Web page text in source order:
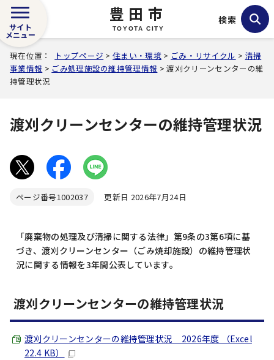
豊田市
TOYOTA CITY
サイト
メニュー
検索
現在位置： トップページ >住まい・環境 > ごみ・リサイクル > 清掃
事業情報 > ごみ処理施設の維持管理情報 > 渡刈クリーンセンターの維
持管理状況
渡刈クリーンセンターの維持管理状況
ページ番号1002037 更新日 2026年7月24日
「廃棄物の処理及び清掃に関する法律」第9条の3第6項に基
づき、渡刈クリーンセンター（ごみ焼却施設）の維持管理状
況に関する情報を3年間公表しています。
渡刈クリーンセンターの維持管理状況
渡刈クリーンセンターの維持管理状況 2026年度 （Excel
22.4 KB）